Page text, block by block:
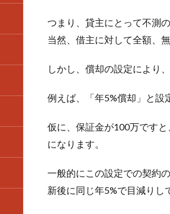
つまり、貸主にとって不測
当然、借主に対して全額、
しかし、償却の設定により
例えば、「年5%償却」と設
仮に、保証金が100万です
になります。
一般的にこの設定での契約
新後に同じ年5%で目減りし